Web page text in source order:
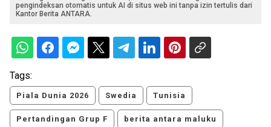
pengindeksan otomatis untuk AI di situs web ini tanpa izin tertulis dari
Kantor Berita ANTARA.
Tags:
Piala Dunia 2026 Swedia Tunisia
Pertandingan Grup F berita antara maluku